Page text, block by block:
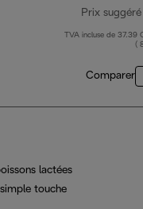
Prix suggéré
TVA incluse de 37.39
(
Comparer
lactées
touche